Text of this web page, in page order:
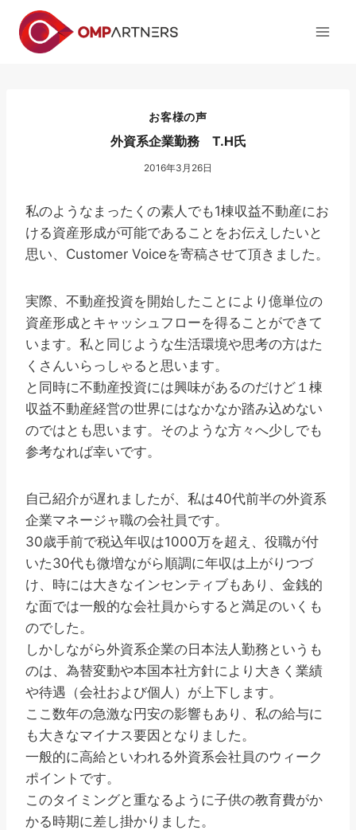
お客様の声
外資系企業勤務 T.H氏
2016年3月26日
私のようなまったくの素人でも1棟収益不動産にお
ける資産形成が可能であることをお伝えしたいと
思い、Customer Voiceを寄稿させて頂きました。
実際、不動産投資を開始したことにより億単位の
資産形成とキャッシュフローを得ることができて
います。私と同じような生活環境や思考の方はた
くさんいらっしゃると思います。
と同時に不動産投資には興味があるのだけど１棟
収益不動産経営の世界にはなかなか踏み込めない
のではとも思います。そのような方々へ少しでも
参考なれば幸いです。
自己紹介が遅れましたが、私は40代前半の外資系
企業マネージャ職の会社員です。
30歳手前で税込年収は1000万を超え、役職が付
いた30代も微増ながら順調に年収は上がりつづ
け、時には大きなインセンティブもあり、金銭的
な面では一般的な会社員からすると満足のいくも
のでした。
しかしながら外資系企業の日本法人勤務というも
のは、為替変動や本国本社方針により大きく業績
や待遇（会社および個人）が上下します。
ここ数年の急激な円安の影響もあり、私の給与に
も大きなマイナス要因となりました。
一般的に高給といわれる外資系会社員のウィーク
ポイントです。
このタイミングと重なるように子供の教育費がか
かる時期に差し掛かりました。